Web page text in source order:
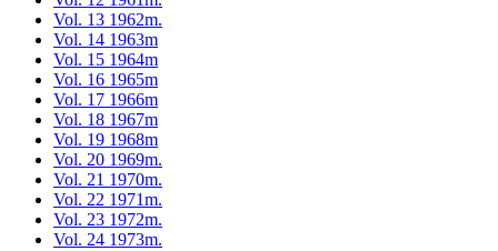
Vol. 13 1962m.
Vol. 14 1963m
Vol. 15 1964m
Vol. 16 1965m
Vol. 17 1966m
Vol. 18 1967m
Vol. 19 1968m
Vol. 20 1969m.
Vol. 21 1970m.
Vol. 22 1971m.
Vol. 23 1972m.
Vol. 24 1973m.